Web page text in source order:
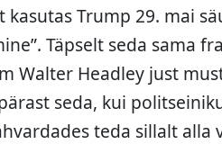
Trump 29. mai
Täpselt seda sama
Walter Headley just
seda, kui
teda sillalt alla